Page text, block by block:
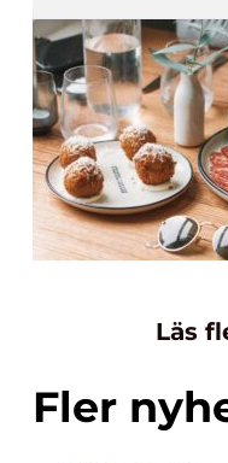
Läs
Fler